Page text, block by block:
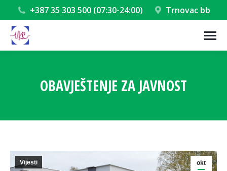
+387 35 303 500 (07:30-24:00) Trnovac bb
OBAVJEŠTENJE ZA JAVNOST
okt
Vijesti